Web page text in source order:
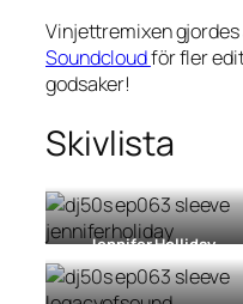
Vinjettremixen gjordes
Soundcloudför fler
godsaker!
Skivlista
Jennifer Holliday
Feel My Soul[LP, 1983]